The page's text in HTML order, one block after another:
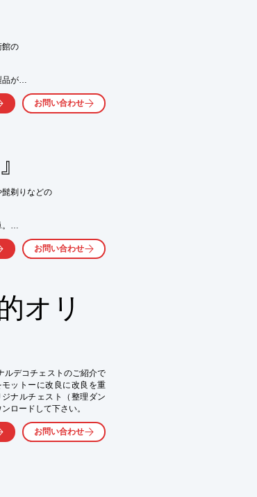
館の
品が
、ゆっくりと
お問い合わせ
剃りなどの
す。(三面鏡の場合)
お問い合わせ
オリ
ルデコチェストのご紹介で
ットーに改良に改良を重
ナルチェスト（整理ダン
ロードして下さい。
お問い合わせ